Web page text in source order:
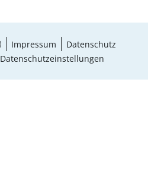
Impressum
Datenschutz
Datenschutzeinstellungen